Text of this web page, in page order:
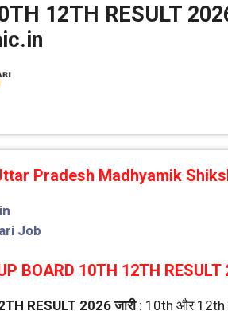
12TH RESULT
Pradesh Madhyamik
Job
BOARD 10TH 12TH RESULT
RESULT 2026 जारी: 10th और 12th